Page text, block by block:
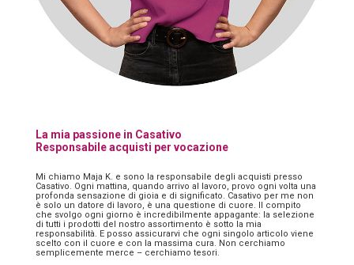
La mia passione in Casativo
Responsabile acquisti per vocazione
Mi chiamo Maja K. e sono la responsabile degli acquisti presso
Casativo. Ogni mattina, quando arrivo al lavoro, provo ogni volta una
profonda sensazione di gioia e di significato. Casativo per me non
è solo un datore di lavoro, è una questione di cuore. Il compito
che svolgo ogni giorno è incredibilmente appagante: la selezione
di tutti i prodotti del nostro assortimento è sotto la mia
responsabilità. E posso assicurarvi che ogni singolo articolo viene
scelto con il cuore e con la massima cura. Non cerchiamo
semplicemente merce – cerchiamo tesori.